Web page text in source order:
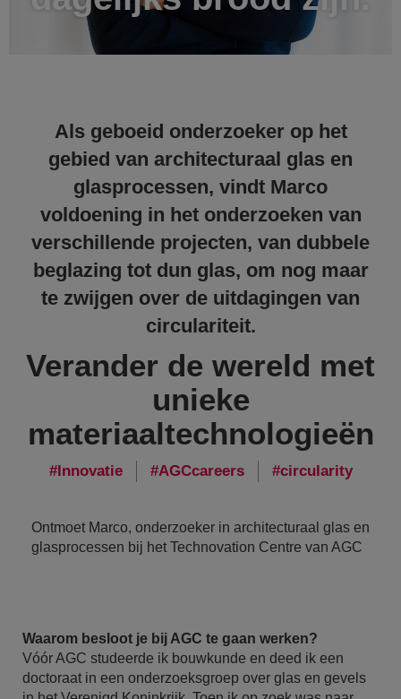
Als geboeid onderzoeker op het
gebied van architecturaal glas en
glasprocessen, vindt Marco
voldoening in het onderzoeken van
verschillende projecten, van dubbele
beglazing tot dun glas, om nog maar
te zwijgen over de uitdagingen van
circulariteit.
Verander de wereld met
unieke
materiaaltechnologieën
Innovatie AGCcareers circularity
Ontmoet Marco, onderzoeker in architecturaal glas en
glasprocessen bij het Technovation Centre van AGC
Waarom besloot je bij AGC te gaan werken?
Vóór AGC studeerde ik bouwkunde en deed ik een
doctoraat in een onderzoeksgroep over glas en gevels